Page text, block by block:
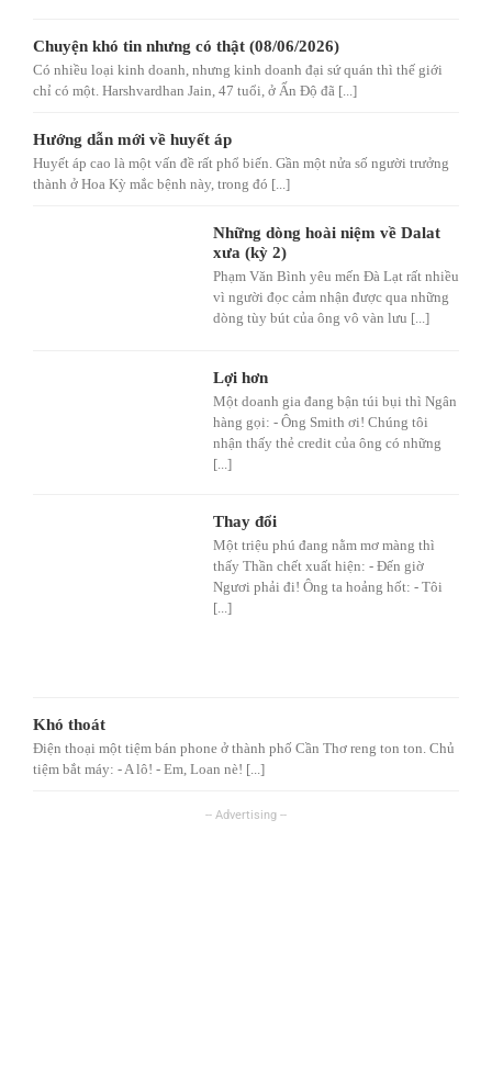
Chuyện khó tin nhưng có thật (08/06/2026)
Có nhiều loại kinh doanh, nhưng kinh doanh đại sứ quán thì thế giới
chỉ có một. Harshvardhan Jain, 47 tuổi, ở Ấn Độ đã [...]
Hướng dẫn mới về huyết áp
Huyết áp cao là một vấn đề rất phổ biến. Gần một nửa số người trưởng
thành ở Hoa Kỳ mắc bệnh này, trong đó [...]
Những dòng hoài niệm về Dalat
xưa (kỳ 2)
Phạm Văn Bình yêu mến Đà Lạt rất nhiều
vì người đọc cảm nhận được qua những
dòng tùy bút của ông vô vàn lưu [...]
Lợi hơn
Một doanh gia đang bận túi bụi thì Ngân
hàng gọi: - Ông Smith ơi! Chúng tôi
nhận thấy thẻ credit của ông có những
[...]
Thay đổi
Một triệu phú đang nằm mơ màng thì
thấy Thần chết xuất hiện: - Đến giờ
Ngươi phải đi! Ông ta hoảng hốt: - Tôi
[...]
Khó thoát
Điện thoại một tiệm bán phone ở thành phố Cần Thơ reng ton ton. Chủ
tiệm bắt máy: - A lô! - Em, Loan nè! [...]